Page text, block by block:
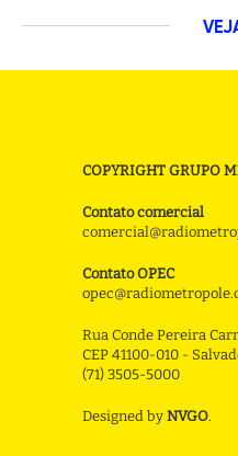
COPYRIGHT GRUPO
Contato comercial
Contato OPEC
Rua Conde Pereira
CEP 41100-010 -
(71) 3505-5000
Designed by NVGO.